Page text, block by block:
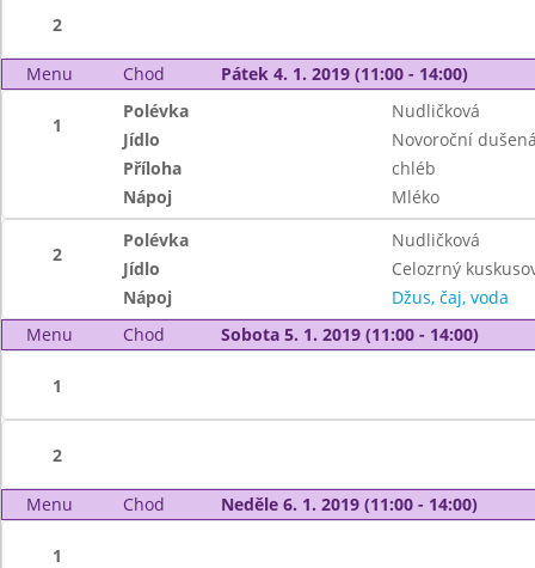
2
Menu Chod Pátek 4. 1. 2019 (11:00 - 14:00)
1
Polévka
Nudličková
Jídlo
Novoroční
Příloha
chléb
Nápoj
Mléko
2
Polévka
Nudličková
Jídlo
Celozrný
Nápoj
Džus, čaj, voda
Menu
Chod Sobota 5. 1. 2019 (11:00 - 14:00)
1
2
Menu Chod Neděle 6. 1. 2019 (11:00 - 14:00)
1